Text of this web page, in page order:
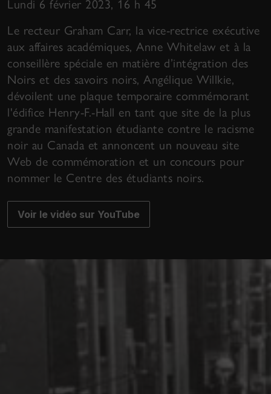
Lundi 6 février 2023, 16 h 45
Le recteur Graham Carr, la vice-rectrice exécutive
aux affaires académiques, Anne Whitelaw et à la
conseillère spéciale en matière d’intégration des
Noirs et des savoirs noirs, Angélique Willkie,
dévoilent une plaque temporaire commémorant
l'édifice Henry-F.-Hall en tant que site de la plus
grande manifestation étudiante contre le racisme
noir au Canada et annoncent un nouveau site
Web de commémoration et un concours pour
nommer le Centre des étudiants noirs.
Voir le vidéo sur YouTube